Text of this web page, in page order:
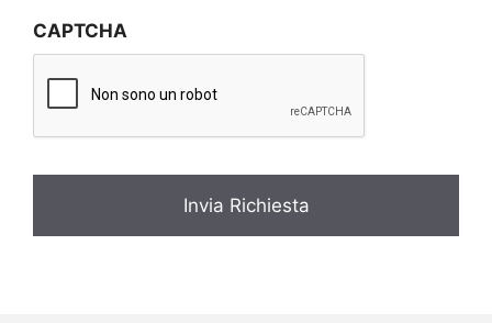
a
c
*
CAPTCHA